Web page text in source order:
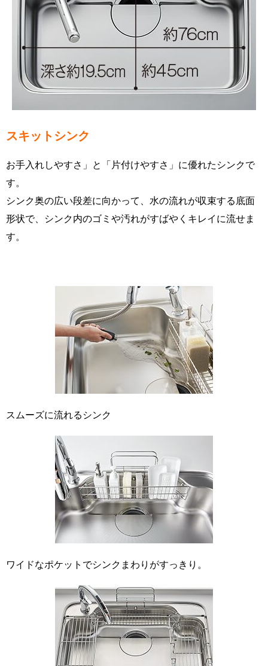
スキットシンク
お手入れしやすさ」と「片付けやすさ」に優れたシンクで
す。
シンク奥の広い段差に向かって、水の流れが収束する底面
形状で、シンク内のゴミや汚れがすばやくキレイに流せま
す。
スムーズに流れるシンク
ワイドなポケットでシンクまわりがすっきり。